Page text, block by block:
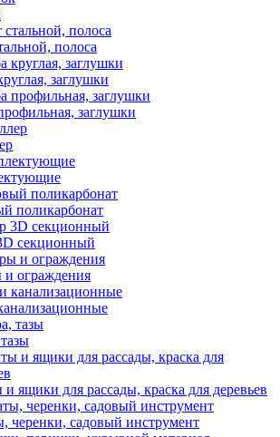
полоса
заглушки
заглушки
поликарбонат
секционный
и ограждения
и ящики для рассады, краска для деревьев
черенки, садовый инструмент